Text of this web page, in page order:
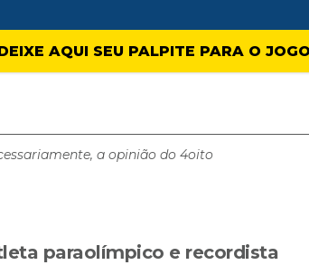
AQUI SEU PALPITE PARA O
a opinião do 4oito
paraolímpico e recordista